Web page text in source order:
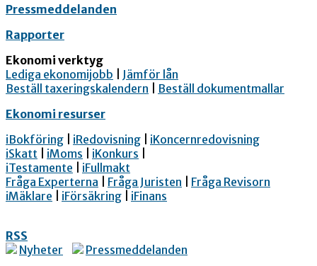
Pressmeddelanden
Rapporter
Ekonomi verktyg
Lediga ekonomijobb
Jämför lån
Beställ taxeringskalendern
Beställ dokumentmallar
Ekonomi resurser
iBokföring
iRedovisning
iKoncernredovisning
iSkatt
iMoms iKonkurs
iTestamente
iFullmakt
Fråga Experterna
Fråga Juristen
Fråga Revisorn
iMäklare
iFörsäkring iFinans
RSS
Nyheter
Pressmeddelanden